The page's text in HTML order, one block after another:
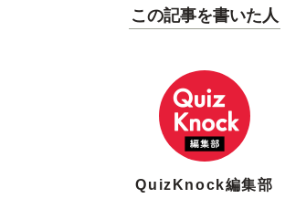
この記事を書いた人
QuizKnock編集部